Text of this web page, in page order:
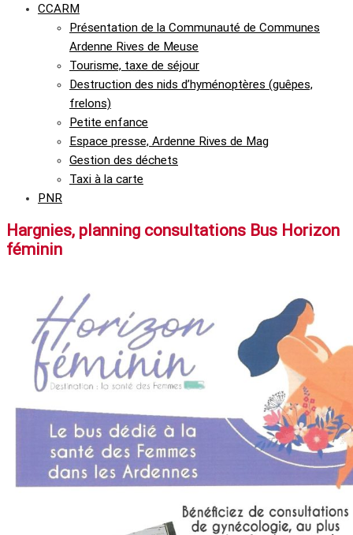
CCARM
Présentation de la Communauté de Communes
Ardenne Rives de Meuse
Tourisme, taxe de séjour
Destruction des nids d’hyménoptères (guêpes,
frelons)
Petite enfance
Espace presse, Ardenne Rives de Mag
Gestion des déchets
Taxi à la carte
PNR
Hargnies, planning consultations Bus Horizon
féminin